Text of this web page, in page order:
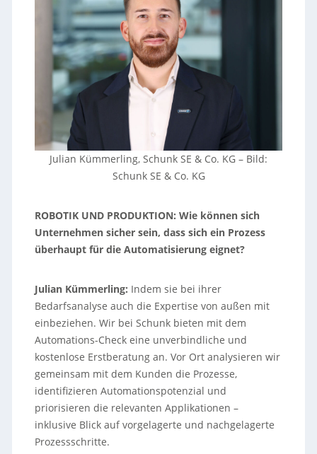
Julian Kümmerling, Schunk SE & Co. KG – Bild:
Schunk SE & Co. KG
ROBOTIK UND PRODUKTION: Wie können sich
Unternehmen sicher sein, dass sich ein Prozess
überhaupt für die Automatisierung eignet?
Julian Kümmerling: Indem sie bei ihrer
Bedarfsanalyse auch die Expertise von außen mit
einbeziehen. Wir bei Schunk bieten mit dem
Automations-Check eine unverbindliche und
kostenlose Erstberatung an. Vor Ort analysieren wir
gemeinsam mit dem Kunden die Prozesse,
identifizieren Automationspotenzial und
priorisieren die relevanten Applikationen –
inklusive Blick auf vorgelagerte und nachgelagerte
Prozessschritte.